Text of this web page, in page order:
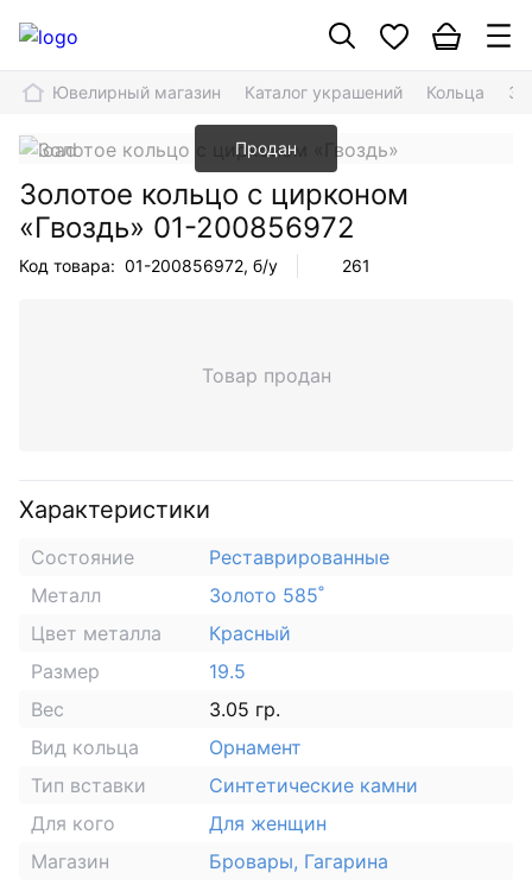
Ювелирный магазин Каталог украшений Кольца
Продан
Золотое кольцо с цирконом
«Гвоздь» 01-200856972
Код товара: 01-200856972, б/у 261
Товар продан
Характеристики
Состояние
Реставрированные
Металл
Золото 585˚
Цвет металла
Красный
Размер
19.5
Вес
3.05 гр.
Вид кольца
Орнамент
Тип вставки
Синтетические камни
Для кого
Для женщин
Магазин
Бровары, Гагарина